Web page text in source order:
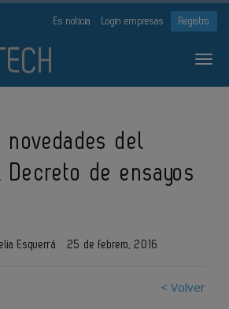
Es noticia Login empresas Registro
novedades del
Decreto de ensayos
Esquerrá 25 de febrero, 2016
< Volver